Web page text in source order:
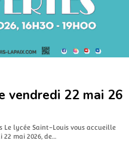
vendredi 22 mai 26
Le lycée Saint-Louis vous accueille
mai 2026, de…